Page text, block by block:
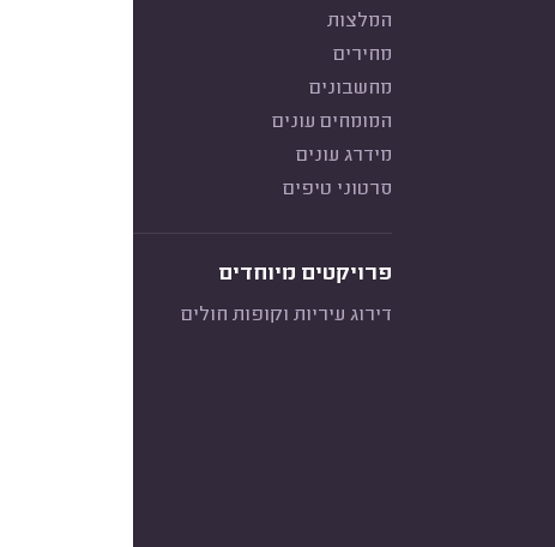
המלצות
מחירים
מחשבונים
המומחים עונים
מידרג עונים
סרטוני טיפים
פרויקטים מיוחדים
דירוג עיריות וקופות חולים